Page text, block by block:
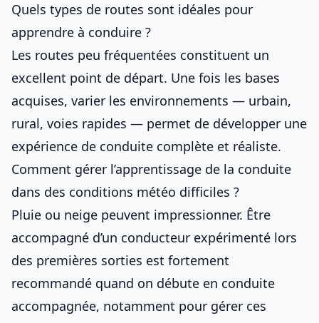
Quels types de routes sont idéales pour
apprendre à conduire ?
Les routes peu fréquentées constituent un
excellent point de départ. Une fois les bases
acquises, varier les environnements — urbain,
rural, voies rapides — permet de développer une
expérience de conduite complète et réaliste.
Comment gérer l’apprentissage de la conduite
dans des conditions météo difficiles ?
Pluie ou neige peuvent impressionner. Être
accompagné d’un conducteur expérimenté lors
des premières sorties est fortement
recommandé quand on débute en conduite
accompagnée, notamment pour gérer ces